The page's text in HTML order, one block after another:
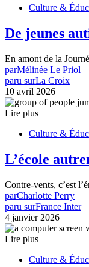
Culture &
De jeunes
En amont de la
parMélinée Le Priol
paru surLa Croix
10 avril 2026
Lire plus
Culture &
L’école
Contre-vents, c’est
parCharlotte Perry
paru surFrance Inter
4 janvier 2026
Lire plus
Culture &